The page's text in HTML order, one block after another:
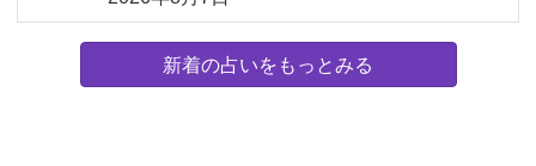
新着の占いをもっとみる